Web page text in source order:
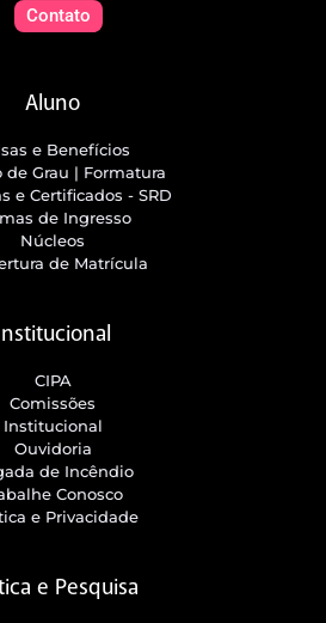
Contato
Aluno
e Benefícios
de Grau | Formatura
e Certificados - SRD
de Ingresso
Núcleos
de Matrícula
CIPA
Comissões
Institucional
Ouvidoria
de Incêndio
Conosco
e Privacidade
e Pesquisa